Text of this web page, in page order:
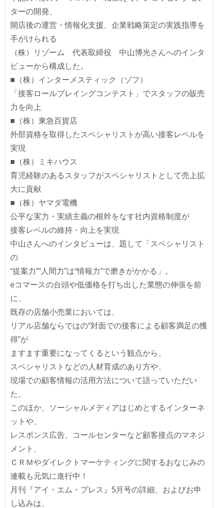
ターの開発、
開店後の運営・情報化支援、企業戦略策定の実践指導を
手がけられる
（株）リゾーム 代表取締役 中山博光さんへのインタ
ビューから構成した。
■（株）インターメスティック（ゾフ）
「接客ロールプレイングコンテスト」でスタッフの販売
力を向上
■（株）東急百貨店
外部資格を取得したスペシャリストが高い接客レベルを
実現
■（株）ミキハウス
育児経験のあるスタッフがスペシャリストとして売上拡
大に貢献
■（株）ヤマダ電機
公平な実力・実績主義の根幹をなす社内資格制度が
接客レベルの維持・向上を実現
中山さんへのインタビューは、題して「スペシャリスト
の
“提案力”“人間力”は“情報力”で磨きがかかる」。
eコマースの台頭や低価格を打ち出した業態の伸張を前
に、
既存の店舗小売業においては、
リアル店舗ならではの“対面での接客による顧客満足の獲
得”が
ますます重要になってくるという観点から、
スペシャリストなどの人材育成のあり方や、
現場での顧客情報の活用方法について語っていただい
た。
このほか、ソーシャルメディアはじめとするインターネ
ットや、
レスポンス広告、コールセンターなど顧客接点のマネジ
メント、
ＣＲＭやダイレクトマーケティングに関するおなじみの
連載も元気に進行中！
月刊『アイ・エム・プレス』5月号の詳細、およびお申
し込みは、